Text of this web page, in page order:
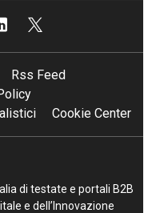
Rss Feed
Cookie Center
di testate e portali B2B
e dell’Innovazione